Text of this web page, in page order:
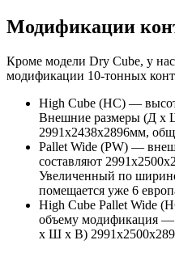
Модификации
Кроме модели Dry Cube, у
модификации 10-тонных
High Cube (HC) —
Внешние размеры (Д х
2991х2438х2896мм,
Pallet Wide (PW) —
составляют
Увеличенный по
помещается уже 6
High Cube Pallet Wide
объему модификация
х Ш х В)